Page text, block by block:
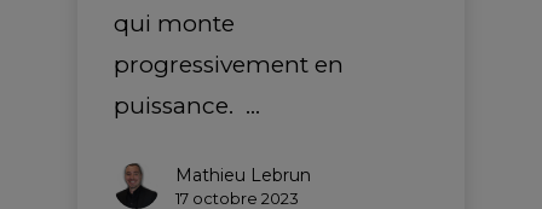
qui monte
progressivement en
puissance. …
Mathieu Lebrun
17 octobre 2023